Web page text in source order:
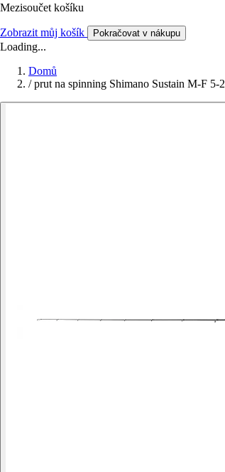
Mezisoučet košíku
Zobrazit můj košík Pokračovat v nákupu
Loading...
Domů
/ prut na spinning Shimano Sustain M-F 5-